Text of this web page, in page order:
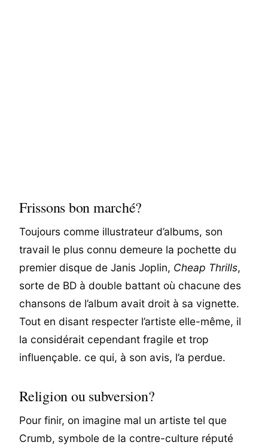
Frissons bon marché?
Toujours comme illustrateur d’albums, son
travail le plus connu demeure la pochette du
premier disque de Janis Joplin, Cheap Thrills,
sorte de BD à double battant où chacune des
chansons de l’album avait droit à sa vignette.
Tout en disant respecter l’artiste elle-même, il
la considérait cependant fragile et trop
influençable. ce qui, à son avis, l’a perdue.
Religion ou subversion?
Pour finir, on imagine mal un artiste tel que
Crumb, symbole de la contre-culture réputé